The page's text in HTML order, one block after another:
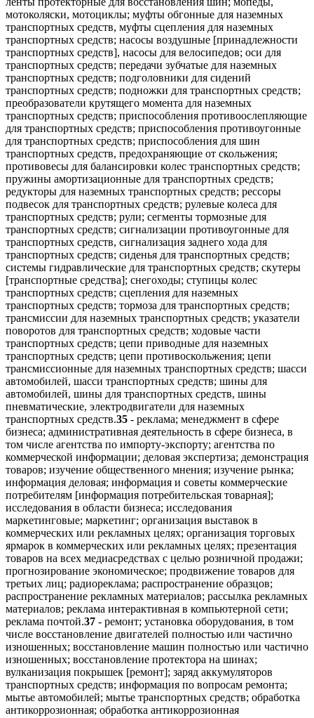
мотоколяски, мотоциклы; муфты обгонные для наземных
транспортных средств, муфты сцепления для наземных
транспортных средств; насосы воздушные [принадлежности
транспортных средств], насосы для велосипедов; оси для
транспортных средств; передачи зубчатые для наземных
транспортных средств; подголовники для сидений
транспортных средств; подножки для транспортных средств;
преобразователи крутящего момента для наземных
транспортных средств; приспособления противоослепляющие
для транспортных средств; приспособления противоугонные
для транспортных средств; приспособления для шин
транспортных средств, предохраняющие от скольжения;
противовесы для балансировки колес транспортных средств;
пружины амортизационные для транспортных средств;
редукторы для наземных транспортных средств; рессоры
подвесок для транспортных средств; рулевые колеса для
транспортных средств; рули; сегменты тормозные для
транспортных средств; сигнализации противоугонные для
транспортных средств, сигнализация заднего хода для
транспортных средств; сиденья для транспортных средств;
системы гидравлические для транспортных средств; скутеры
[транспортные средства]; снегоходы; ступицы колес
транспортных средств; сцепления для наземных
транспортных средств; тормоза для транспортных средств;
трансмиссии для наземных транспортных средств; указатели
поворотов для транспортных средств; ходовые части
транспортных средств; цепи приводные для наземных
транспортных средств; цепи противоскольжения; цепи
трансмиссионные для наземных транспортных средств; шасси
автомобилей, шасси транспортных средств; шины для
автомобилей, шины для транспортных средств, шины
пневматические, электродвигатели для наземных
транспортных средств.35 - реклама; менеджмент в сфере
бизнеса; административная деятельность в сфере бизнеса, в
том числе агентства по импорту-экспорту; агентства по
коммерческой информации; деловая экспертиза; демонстрация
товаров; изучение общественного мнения; изучение рынка;
информация деловая; информация и советы коммерческие
потребителям [информация потребительская товарная];
исследования в области бизнеса; исследования
маркетинговые; маркетинг; организация выставок в
коммерческих или рекламных целях; организация торговых
ярмарок в коммерческих или рекламных целях; презентация
товаров на всех медиасредствах с целью розничной продажи;
прогнозирование экономическое; продвижение товаров для
третьих лиц; радиореклама; распространение образцов;
распространение рекламных материалов; рассылка рекламных
материалов; реклама интерактивная в компьютерной сети;
реклама почтой.37 - ремонт; установка оборудования, в том
числе восстановление двигателей полностью или частично
изношенных; восстановление машин полностью или частично
изношенных; восстановление протектора на шинах;
вулканизация покрышек [ремонт]; заряд аккумуляторов
транспортных средств; информация по вопросам ремонта;
мытье автомобилей; мытье транспортных средств; обработка
антикоррозионная; обработка антикоррозионная